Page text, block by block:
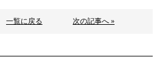
一覧に戻る 次の記事へ »